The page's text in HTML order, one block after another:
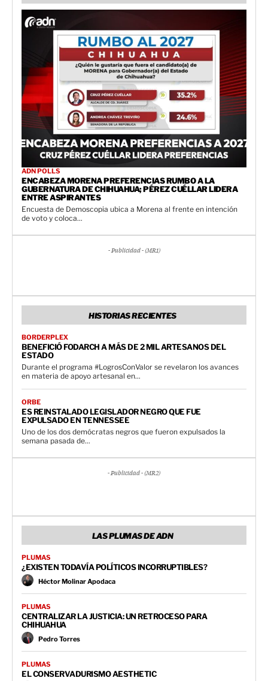
ADN POLLS
ENCABEZA MORENA PREFERENCIAS RUMBO A LA
GUBERNATURA DE CHIHUAHUA; PÉREZ CUÉLLAR LIDERA
ENTRE ASPIRANTES
Encuesta de Demoscopia ubica a Morena al frente en intención
de voto y coloca...
- Publicidad - (MR1)
HISTORIAS RECIENTES
BORDERPLEX
BENEFICIÓ FODARCH A MÁS DE 2 MIL ARTESANOS DEL
ESTADO
Durante el programa #LogrosConValor se revelaron los avances
en materia de apoyo artesanal en...
ORBE
ES REINSTALADO LEGISLADOR NEGRO QUE FUE
EXPULSADO EN TENNESSEE
Uno de los dos demócratas negros que fueron expulsados la
semana pasada de...
- Publicidad - (MR2)
LAS PLUMAS DE ADN
PLUMAS
¿EXISTEN TODAVÍA POLÍTICOS INCORRUPTIBLES?
Héctor Molinar Apodaca
PLUMAS
CENTRALIZAR LA JUSTICIA: UN RETROCESO PARA
CHIHUAHUA
Pedro Torres
PLUMAS
EL CONSERVADURISMO AESTHETIC